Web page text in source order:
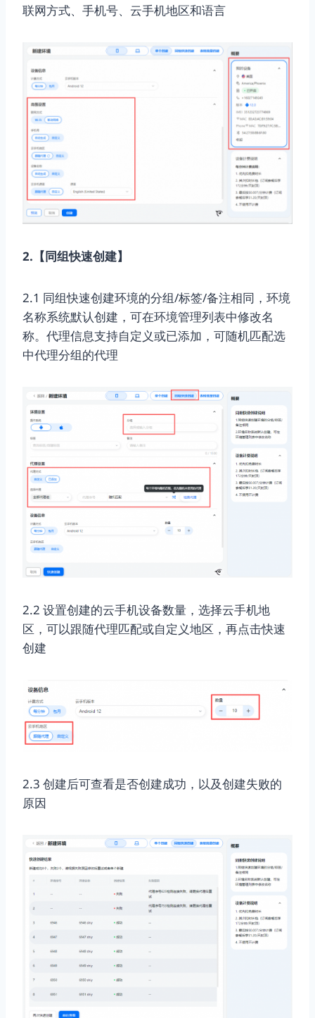
联网方式、手机号、云手机地区和语言
2.【同组快速创建】
2.1 同组快速创建环境的分组/标签/备注相同，环境
名称系统默认创建，可在环境管理列表中修改名
称。代理信息支持自定义或已添加，可随机匹配选
中代理分组的代理
2.2 设置创建的云手机设备数量，选择云手机地
区，可以跟随代理匹配或自定义地区，再点击快速
创建
2.3 创建后可查看是否创建成功，以及创建失败的
原因